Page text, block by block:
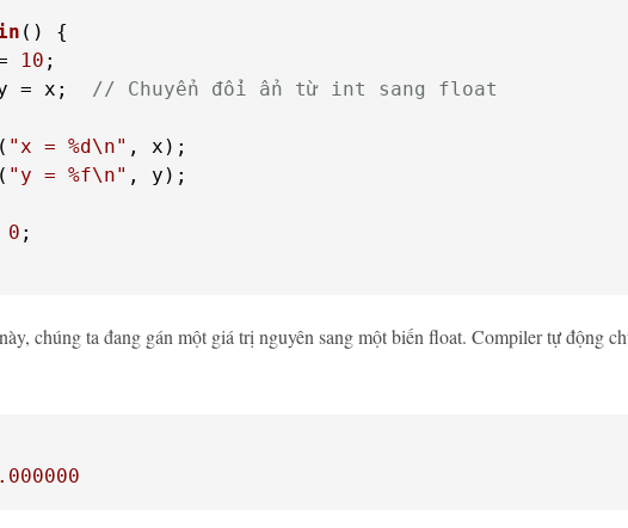
()
10
= x; // Chuyển đổi ẩn từ int sang float
( "x = %d\n"
( "y = %f\n" , y);
0 ;
chúng ta đang gán một giá trị nguyên sang một biến float. Compiler tự động